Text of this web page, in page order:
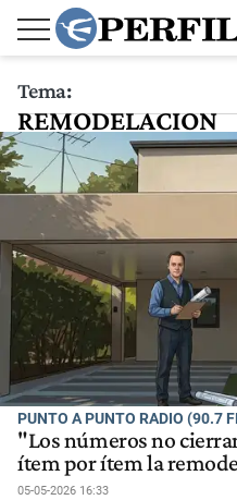
Tema:
REMODELACION
PUNTO A PUNTO RADIO (90.7
"Los números no
ítem por ítem la
05-05-2026 16:33